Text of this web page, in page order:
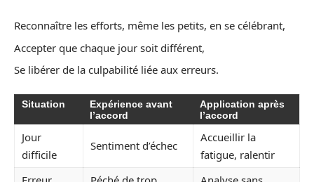
Reconnaître les efforts, même les petits, en se célébrant,
Accepter que chaque jour soit différent,
Se libérer de la culpabilité liée aux erreurs.
Situation
Expérience avant
l’accord
Application après
l’accord
Jour
difficile
Sentiment d’échec
Accueillir la
fatigue, ralentir